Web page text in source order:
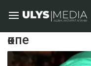
өкпе